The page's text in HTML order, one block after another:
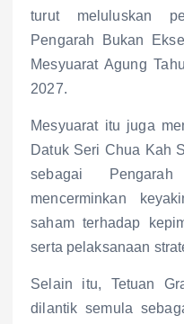
turut meluluskan
Pengarah Bukan
Mesyuarat Agung
2027.
Mesyuarat itu juga
Datuk Seri Chua Kah
sebagai
mencerminkan
saham terhadap
serta pelaksanaan
Selain itu, Tetuan
dilantik semula